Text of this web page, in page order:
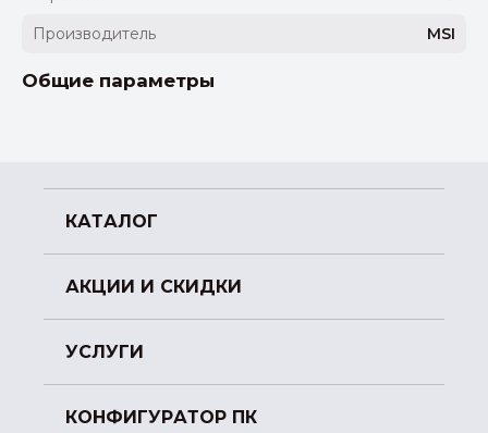
Производитель
MSI
Общие параметры
КАТАЛОГ
АКЦИИ И СКИДКИ
УСЛУГИ
КОНФИГУРАТОР ПК